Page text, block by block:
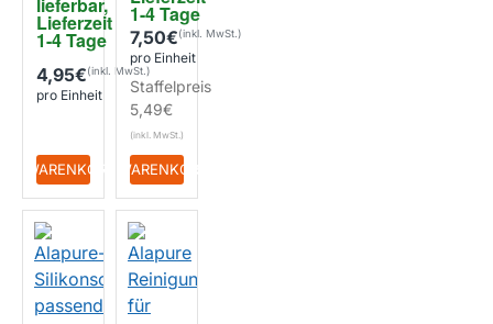
EIGENMARKE
Lieferzeit
1-4 Tage
d für
DeLong
hi
6091
4,95€
pro Einheit
+ WARENKORB
1-4 Tage
3
7,50€
pro Einheit
Staffelpreis
5,49€
+ WARENKORB